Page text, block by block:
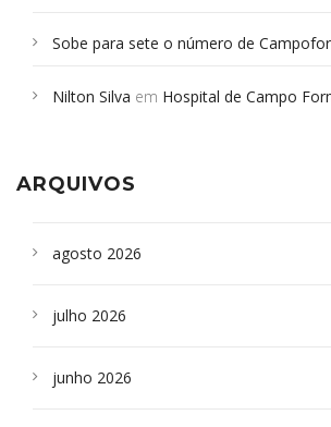
Sobe para sete o número de
Campoformosenses que morreram em
Nilton Silva em Hospital de Campo
ARQUIVOS
agosto 2026
julho 2026
junho 2026